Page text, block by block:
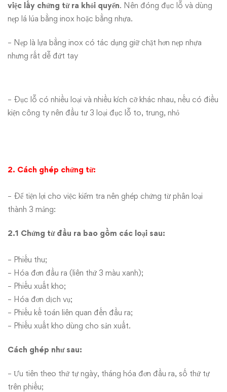
việc lấy chứng từ ra khỏi quyển. Nên đóng đục lỗ và dùng
nẹp lá lúa bằng inox hoặc bằng nhựa.
– Nẹp là lựa bằng inox có tác dụng giữ chặt hơn nẹp nhựa
nhưng rất dễ đứt tay
– Đục lỗ có nhiều loại và nhiều kích cỡ khác nhau, nếu có điều
kiện công ty nên đầu tư 3 loại đục lỗ to, trung, nhỏ
2. Cách ghép chứng từ:
– Để tiện lợi cho việc kiểm tra nên ghép chứng từ phân loại
thành 3 mảng:
2.1 Chứng từ đầu ra bao gồm các loại sau:
– Phiếu thu;
– Hóa đơn đầu ra (liên thứ 3 màu xanh);
– Phiếu xuất kho;
– Hóa đơn dịch vụ;
– Phiếu kế toán liên quan đến đầu ra;
– Phiếu xuất kho dùng cho sản xuất.
Cách ghép như sau:
– Ưu tiên theo thứ tự ngày, tháng hóa đơn đầu ra, số thứ tự
trên phiếu;